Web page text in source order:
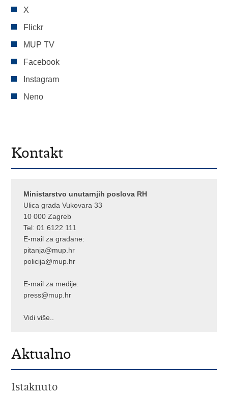
X
Flickr
MUP TV
Facebook
Instagram
Neno
Kontakt
Ministarstvo unutarnjih poslova RH
Ulica grada Vukovara 33
10 000 Zagreb
Tel:01 6122 111
E-mail za građane:
pitanja@mup.hr
policija@mup.hr
E-mail za medije:
press@mup.hr
Vidi više..
Aktualno
Istaknuto